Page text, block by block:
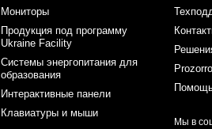
Мониторы
Продукция под программу
Ukraine Facility
Системы энергопитания для
образования
Интерактивные панели
Клавиатуры и мыши
Мы в